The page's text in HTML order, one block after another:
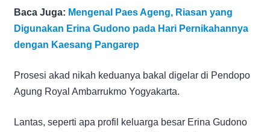
Baca Juga: Mengenal Paes Ageng, Riasan yang
Digunakan Erina Gudono pada Hari Pernikahannya
dengan Kaesang Pangarep
Prosesi akad nikah keduanya bakal digelar di Pendopo
Agung Royal Ambarrukmo Yogyakarta.
Lantas, seperti apa profil keluarga besar Erina Gudono